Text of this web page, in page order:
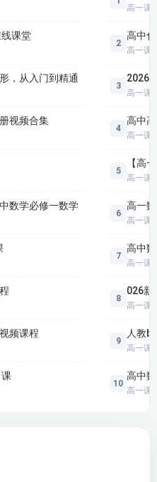
课堂
，从入门到精通
视频合集
数学必修一数学
频课程
高一课
2
高中
高一课
3
2026
高一课
4
高中
高一课
5
【高
高一课
6
高一
高一课
7
高中
高一课
8
026新
高一课
9
人教b
高一课
10
高中
高一课